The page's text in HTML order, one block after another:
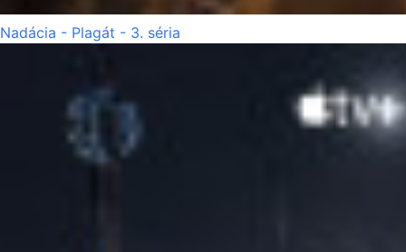
Nadácia - Plagát - 3. séria